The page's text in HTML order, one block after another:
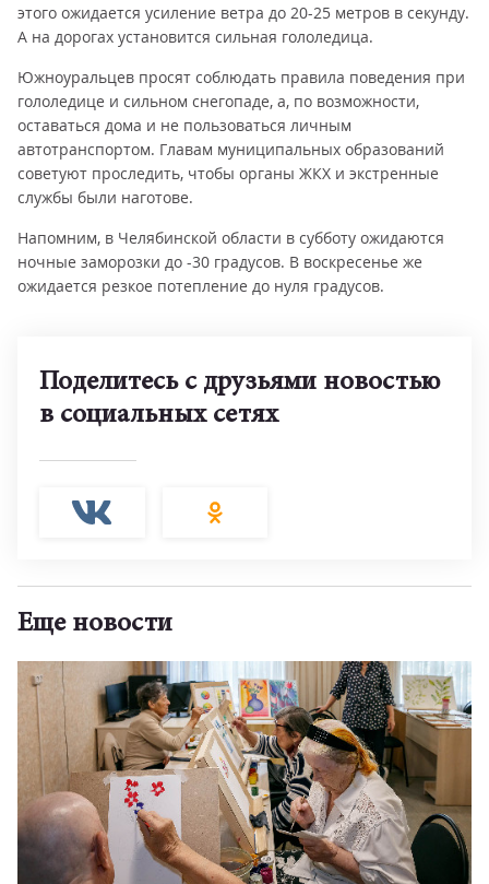
этого ожидается усиление ветра до 20-25 метров в секунду.
А на дорогах установится сильная гололедица.
Южноуральцев просят соблюдать правила поведения при
гололедице и сильном снегопаде, а, по возможности,
оставаться дома и не пользоваться личным
автотранспортом. Главам муниципальных образований
советуют проследить, чтобы органы ЖКХ и экстренные
службы были наготове.
Напомним, в Челябинской области в субботу ожидаются
ночные заморозки до -30 градусов. В воскресенье же
ожидается резкое потепление до нуля градусов.
Поделитесь с друзьями новостью
в социальных сетях
Еще новости